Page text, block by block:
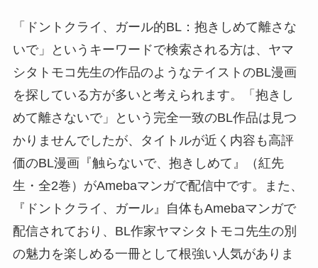
「ドントクライ、ガール的BL：抱きしめて離さな
いで」というキーワードで検索される方は、ヤマ
シタトモコ先生の作品のようなテイストのBL漫画
を探している方が多いと考えられます。「抱きし
めて離さないで」という完全一致のBL作品は見つ
かりませんでしたが、タイトルが近く内容も高評
価のBL漫画『触らないで、抱きしめて』（紅先
生・全2巻）がAmebaマンガで配信中です。また、
『ドントクライ、ガール』自体もAmebaマンガで
配信されており、BL作家ヤマシタトモコ先生の別
の魅力を楽しめる一冊として根強い人気がありま